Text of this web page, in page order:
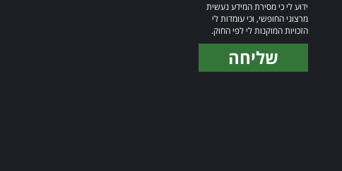
ידוע לי כי מסירת המידע נעשית
מרצוני החופשי, וכי עומדות לי
הזכויות המוקנות לי לפי החוק.
שליחה